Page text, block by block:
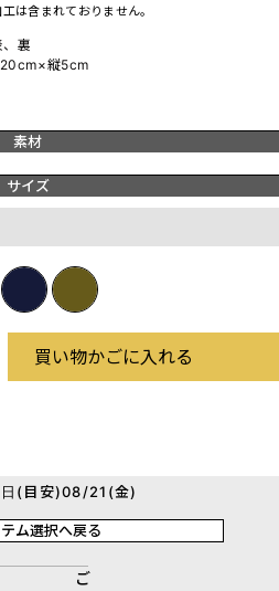
は含まれておりません。
、裏
縦5cm
素材
サイズ
買い物かごに入れる
日(目安)08/21(金)
ム選択へ戻る
ご